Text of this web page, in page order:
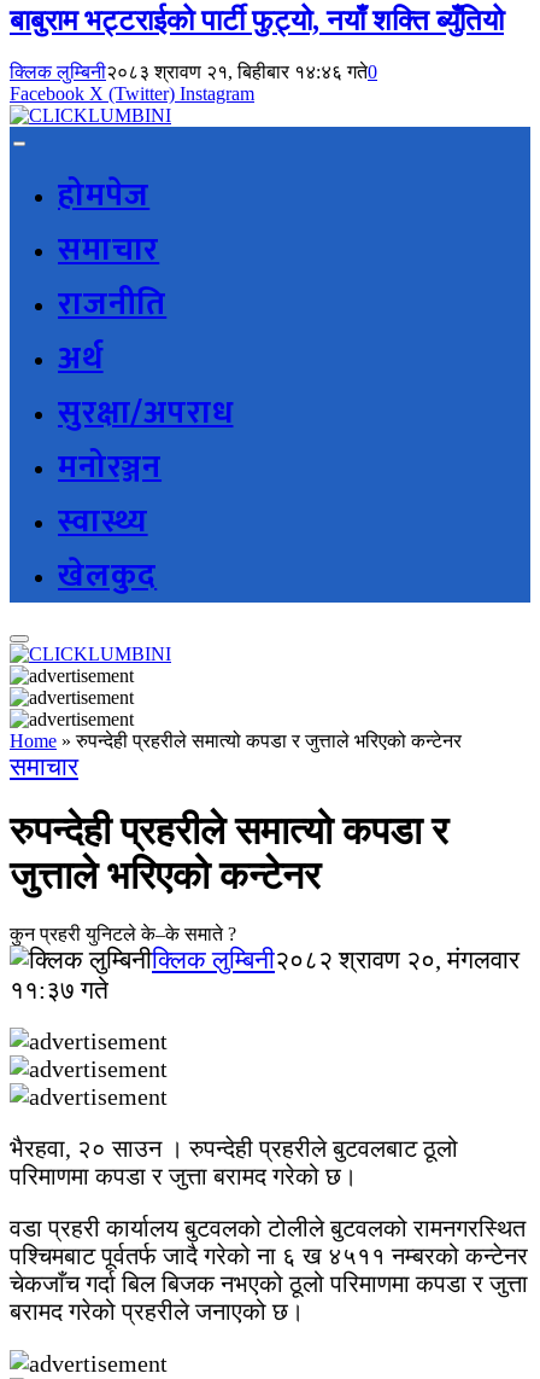
बाबुराम भट्टराईको पार्टी फुट्यो, नयाँ शक्ति ब्युँतियो
क्लिक लुम्बिनी२०८३ श्रावण २१, बिहीबार १४:४६ गते0
Facebook X (Twitter) Instagram
होमपेज
समाचार
राजनीति
अर्थ
सुरक्षा/अपराध
मनोरञ्जन
स्वास्थ्य
खेलकुद
Home »रुपन्देही प्रहरीले समात्यो कपडा र जुत्ताले भरिएको कन्टेनर
समाचार
रुपन्देही प्रहरीले समात्यो कपडा र
जुत्ताले भरिएको कन्टेनर
कुन प्रहरी युनिटले के–के समाते ?
क्लिक लुम्बिनी२०८२ श्रावण २०, मंगलवार
११:३७ गते
भैरहवा, २० साउन । रुपन्देही प्रहरीले बुटवलबाट ठूलो
परिमाणमा कपडा र जुत्ता बरामद गरेको छ।
वडा प्रहरी कार्यालय बुटवलको टोलीले बुटवलको रामनगरस्थित
पश्चिमबाट पूर्वतर्फ जादै गरेको ना ६ ख ४५११ नम्बरको कन्टेनर
चेकजाँच गर्दा बिल बिजक नभएको ठूलो परिमाणमा कपडा र जुत्ता
बरामद गरेको प्रहरीले जनाएको छ।